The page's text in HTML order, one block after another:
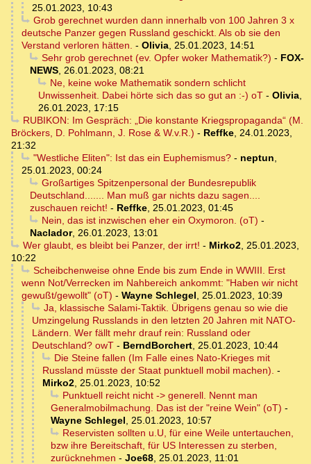
25.01.2023, 10:43
Grob gerechnet wurden dann innerhalb von 100 Jahren 3 x
deutsche Panzer gegen Russland geschickt. Als ob sie den
Verstand verloren hätten. - Olivia, 25.01.2023, 14:51
Sehr grob gerechnet (ev. Opfer woker Mathematik?) - FOX-
NEWS, 26.01.2023, 08:21
Ne, keine woke Mathematik sondern schlicht
Unwissenheit. Dabei hörte sich das so gut an :-) oT - Olivia,
26.01.2023, 17:15
RUBIKON: Im Gespräch: „Die konstante Kriegspropaganda“ (M.
Bröckers, D. Pohlmann, J. Rose & W.v.R.) - Reffke, 24.01.2023,
21:32
"Westliche Eliten": Ist das ein Euphemismus?- neptun,
25.01.2023, 00:24
Großartiges Spitzenpersonal der Bundesrepublik
Deutschland....... Man muß gar nichts dazu sagen....
zuschauen reicht! - Reffke, 25.01.2023, 01:45
Nein, das ist inzwischen eher ein Oxymoron. (oT) -
Naclador, 26.01.2023, 13:01
Wer glaubt, es bleibt bei Panzer, der irrt! - Mirko2, 25.01.2023,
10:22
Scheibchenweise ohne Ende bis zum Ende in WWIII. Erst
wenn Not/Verrecken im Nahbereich ankommt: "Haben wir nicht
gewußt/gewollt" (oT) - Wayne Schlegel, 25.01.2023, 10:39
Ja, klassische Salami-Taktik. Übrigens genau so wie die
Umzingelung Russlands in den letzten 20 Jahren mit NATO-
Ländern. Wer fällt mehr drauf rein: Russland oder
Deutschland? owT - BerndBorchert, 25.01.2023, 10:44
Die Steine fallen (Im Falle eines Nato-Krieges mit
Russland müsste der Staat punktuell mobil machen). -
Mirko2, 25.01.2023, 10:52
Punktuell reicht nicht -> generell. Nennt man
Generalmobilmachung. Das ist der "reine Wein" (oT) -
Wayne Schlegel, 25.01.2023, 10:57
Reservisten sollten u.U, für eine Weile untertauchen,
bzw ihre Bereitschaft, für US Interessen zu sterben,
zurücknehmen - Joe68, 25.01.2023, 11:01